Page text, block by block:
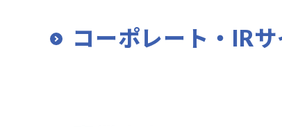
コーポレート・IR